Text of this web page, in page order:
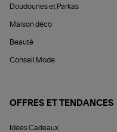
Doudounes et Parkas
Maison déco
Beauté
Conseil Mode
OFFRES ET TENDANCES
Idées Cadeaux